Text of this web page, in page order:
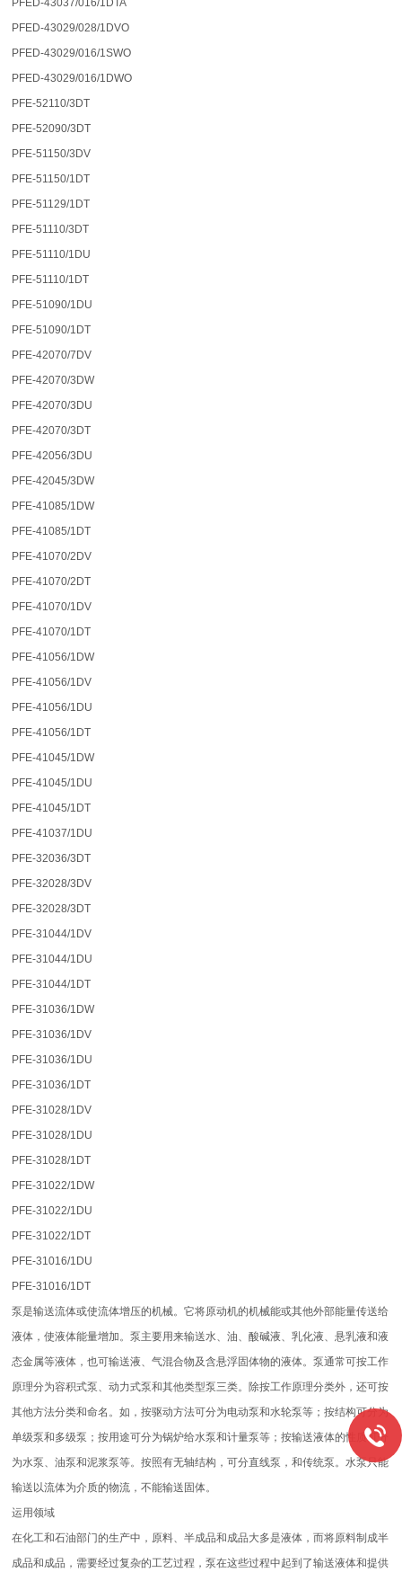
PFED-43037/016/1DTA
PFED-43029/028/1DVO
PFED-43029/016/1SWO
PFED-43029/016/1DWO
PFE-52110/3DT
PFE-52090/3DT
PFE-51150/3DV
PFE-51150/1DT
PFE-51129/1DT
PFE-51110/3DT
PFE-51110/1DU
PFE-51110/1DT
PFE-51090/1DU
PFE-51090/1DT
PFE-42070/7DV
PFE-42070/3DW
PFE-42070/3DU
PFE-42070/3DT
PFE-42056/3DU
PFE-42045/3DW
PFE-41085/1DW
PFE-41085/1DT
PFE-41070/2DV
PFE-41070/2DT
PFE-41070/1DV
PFE-41070/1DT
PFE-41056/1DW
PFE-41056/1DV
PFE-41056/1DU
PFE-41056/1DT
PFE-41045/1DW
PFE-41045/1DU
PFE-41045/1DT
PFE-41037/1DU
PFE-32036/3DT
PFE-32028/3DV
PFE-32028/3DT
PFE-31044/1DV
PFE-31044/1DU
PFE-31044/1DT
PFE-31036/1DW
PFE-31036/1DV
PFE-31036/1DU
PFE-31036/1DT
PFE-31028/1DV
PFE-31028/1DU
PFE-31028/1DT
PFE-31022/1DW
PFE-31022/1DU
PFE-31022/1DT
PFE-31016/1DU
PFE-31016/1DT
泵是输送流体或使流体增压的机械。它将原动机的机械能或其他外部能量传送给
液体，使液体能量增加。泵主要用来输送水、油、酸碱液、乳化液、悬乳液和液
态金属等液体，也可输送液、气混合物及含悬浮固体物的液体。泵通常可按工作
原理分为容积式泵、动力式泵和其他类型泵三类。除按工作原理分类外，还可按
其他方法分类和命名。如，按驱动方法可分为电动泵和水轮泵等；按结构可分为
单级泵和多级泵；按用途可分为锅炉给水泵和计量泵等；按输送液体的性质可分
为水泵、油泵和泥浆泵等。按照有无轴结构，可分直线泵，和传统泵。水泵只能
输送以流体为介质的物流，不能输送固体。
运用领域
在化工和石油部门的生产中，原料、半成品和成品大多是液体，而将原料制成半
成品和成品，需要经过复杂的工艺过程，泵在这些过程中起到了输送液体和提供